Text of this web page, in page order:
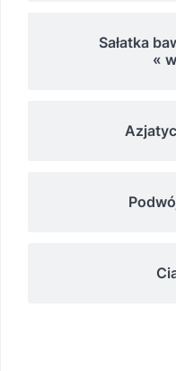
Sałatka
«